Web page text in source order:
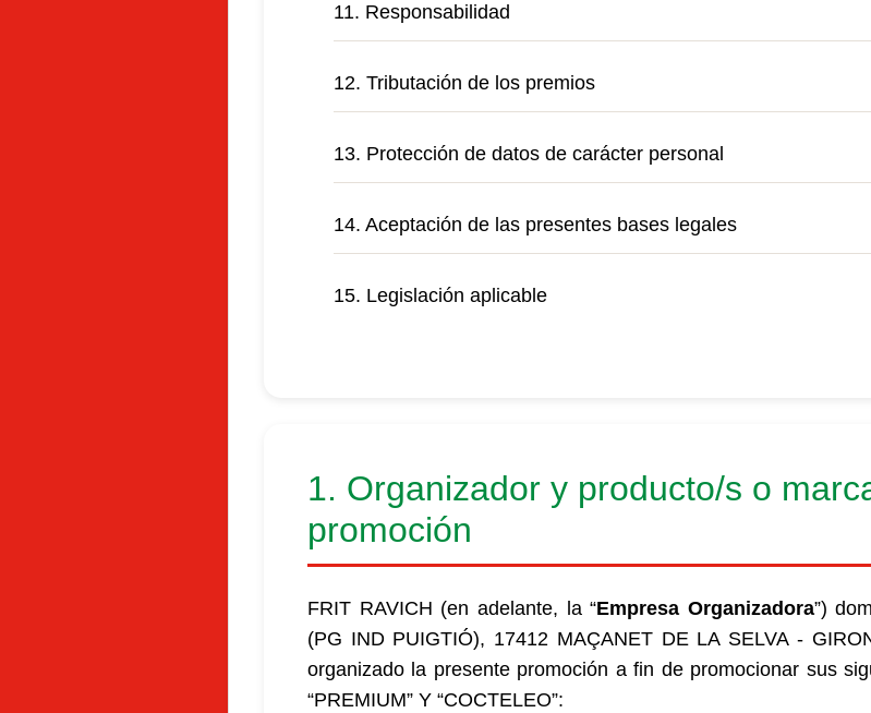
11. Responsabilidad
12. Tributación de los premios
13. Protección de datos de carácter personal
14. Aceptación de las presentes bases legales
15. Legislación aplicable
1. Organizador y producto/s o
promoción
FRIT RAVICH (en adelante, la “Empresa Organizadora”)
(PG IND PUIGTIÓ), 17412 MAÇANET DE LA SELVA -
organizado la presente promoción a fin de promocionar sus
“PREMIUM” Y “COCTELEO”: